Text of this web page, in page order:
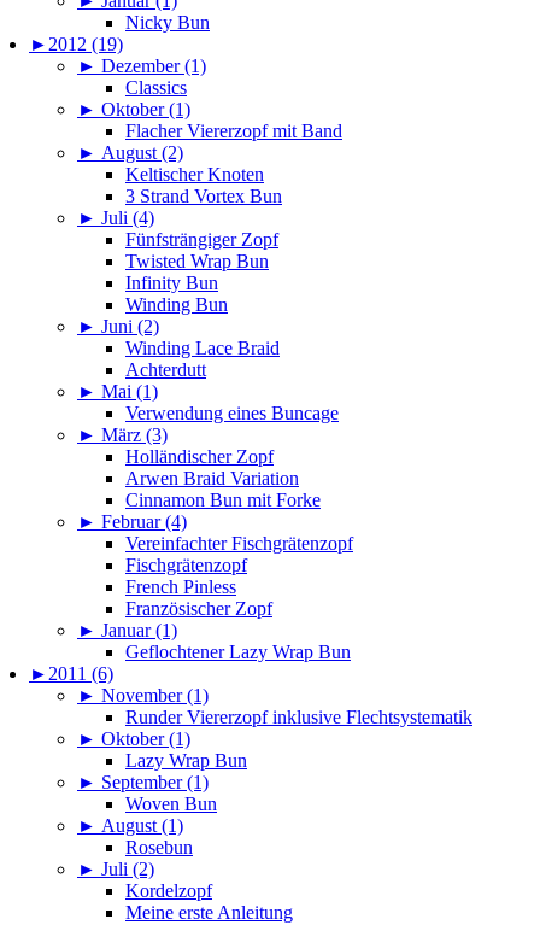
Nicky Bun
► 2012 (19)
► Dezember (1)
Classics
► Oktober (1)
Flacher Viererzopf mit Band
► August (2)
Keltischer Knoten
3 Strand Vortex Bun
► Juli (4)
Fünfsträngiger Zopf
Twisted Wrap Bun
Infinity Bun
Winding Bun
► Juni (2)
Winding Lace Braid
Achterdutt
► Mai (1)
Verwendung eines Buncage
► März (3)
Holländischer Zopf
Arwen Braid Variation
Cinnamon Bun mit Forke
► Februar (4)
Vereinfachter Fischgrätenzopf
Fischgrätenzopf
French Pinless
Französischer Zopf
► Januar (1)
Geflochtener Lazy Wrap Bun
► 2011 (6)
► November (1)
Runder Viererzopf inklusive Flechtsystematik
► Oktober (1)
Lazy Wrap Bun
► September (1)
Woven Bun
► August (1)
Rosebun
► Juli (2)
Kordelzopf
Meine erste Anleitung